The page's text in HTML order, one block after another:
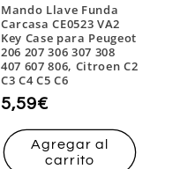
Mando Llave Funda
Carcasa CE0523 VA2
Key Case para Peugeot
206 207 306 307 308
407 607 806, Citroen C2
C3 C4 C5 C6
Precio
habitual
5,59€
Agregar al
carrito